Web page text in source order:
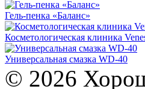
Гель-пенка «Баланс»
Косметологическая клиника
Универсальная смазка WD-40
© 2026